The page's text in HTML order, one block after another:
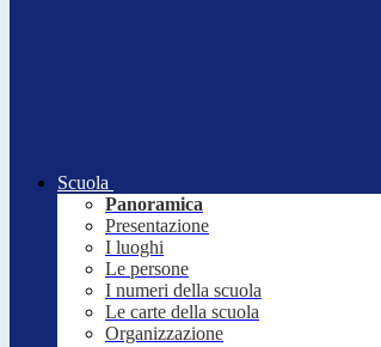
Scuola
Panoramica
Presentazione
I luoghi
Le persone
I numeri della scuola
Le carte della scuola
Organizzazione